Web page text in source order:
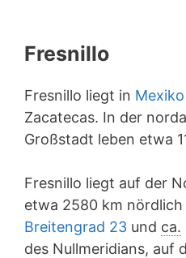
Fresnillo
Fresnillo liegt in Mexiko
Zacatecas. In der
Großstadt leben etwa
Fresnillo liegt auf der
etwa 2580 km
Breitengrad 23 und ca.
des Nullmeridians, auf